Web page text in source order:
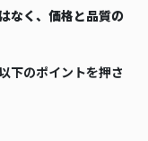
なく、価格と品質の
下のポイントを押さ